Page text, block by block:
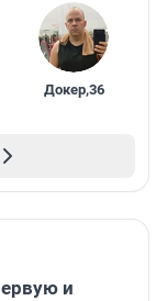
Докер,36
и